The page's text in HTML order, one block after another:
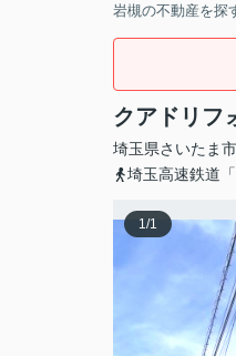
岩槻の不動産を探
クアドリフ
埼玉県さいたま
埼玉高速鉄道
1/1